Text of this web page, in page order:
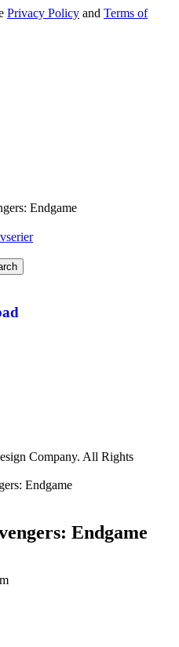
Privacy Policy and Terms of
Endgame
Company. All Rights
Endgame
Endgame